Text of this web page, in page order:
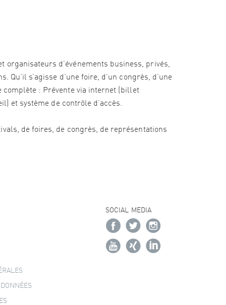
organisateurs d’événements business, privés,
s’agisse d’une foire, d’un congrès, d’une
complète : Prévente via internet (billet
et système de contrôle d’accès.
de foires, de congrès, de représentations
SOCIAL MEDIA